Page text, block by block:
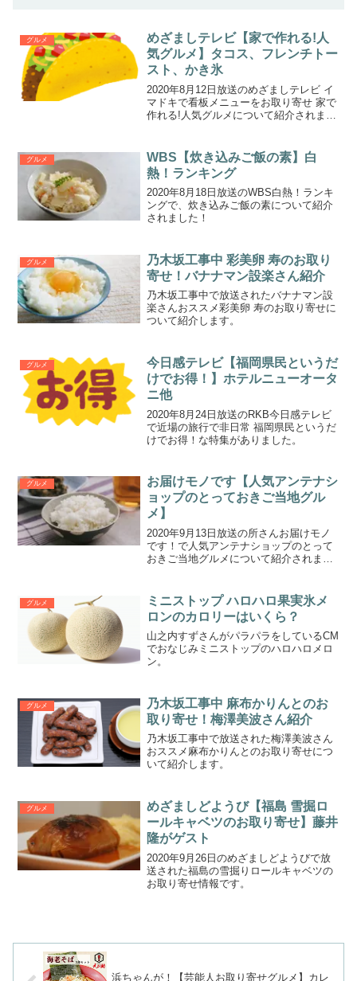
グルメ
めざましテレビ【家で作れる!人
気グルメ】タコス、フレンチトー
スト、かき氷
2020年8月12日放送のめざましテレビ イ
マドキで看板メニューをお取り寄せ 家で
作れる!人気グルメについて紹介されまし
グルメ
WBS【炊き込みご飯の素】白
熱！ランキング
2020年8月18日放送のWBS白熱！ランキ
ングで、炊き込みご飯の素について紹介
されました！
グルメ
乃木坂工事中 彩美卵 寿のお取り
寄せ！バナナマン設楽さん紹介
乃木坂工事中で放送されたバナナマン設
楽さんおススメ彩美卵 寿のお取り寄せに
ついて紹介します。
グルメ
今日感テレビ【福岡県民というだ
けでお得！】ホテルニューオータ
ニ他
2020年8月24日放送のRKB今日感テレビ
で近場の旅行で非日常 福岡県民というだ
けでお得！な特集がありました。
グルメ
お届けモノです【人気アンテナシ
ョップのとっておきご当地グル
メ】
2020年9月13日放送の所さんお届けモノ
です！で人気アンテナショップのとって
おきご当地グルメについて紹介されまし
グルメ
ミニストップ ハロハロ果実氷メ
ロンのカロリーはいくら？
山之内すずさんがパラパラをしているCM
でおなじみミニストップのハロハロメロ
ン。
グルメ
乃木坂工事中 麻布かりんとのお
取り寄せ！梅澤美波さん紹介
乃木坂工事中で放送された梅澤美波さん
おススメ麻布かりんとのお取り寄せにつ
いて紹介します。
グルメ
めざましどようび【福島 雪掘ロ
ールキャベツのお取り寄せ】藤井
隆がゲスト
2020年9月26日のめざましどようびで放
送された福島の雪掘りロールキャベツの
お取り寄せ情報です。
浜ちゃんが！【芸能人お取り寄せグルメ】カレ